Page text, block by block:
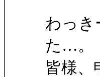
わっき
た…。
皆様、